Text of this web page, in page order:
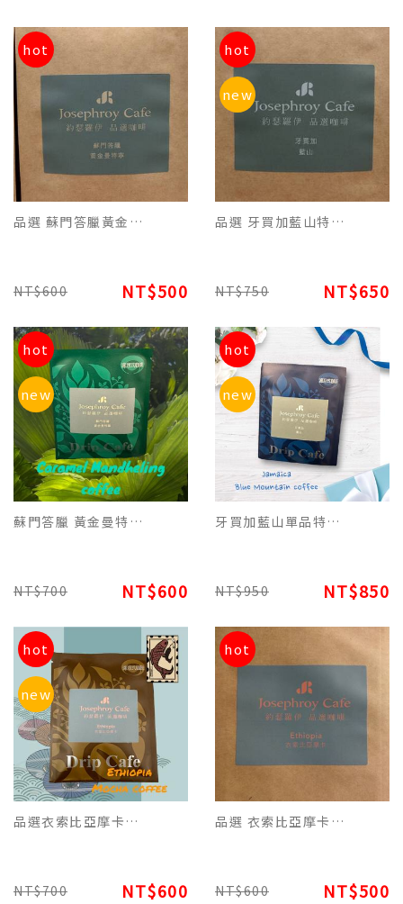
hot
品選 蘇門答臘黃金曼特寧原豆(227g) 品飲滑順濃郁香醇 焦香回甘好咖啡
NT$600 NT$500
hot
new
品選 牙買加藍山特調咖啡原豆(227g) 品飲酸、甘、醇香氛達到最佳的好咖啡
NT$750 NT$650
hot
new
蘇門答臘 黃金曼特寧焦糖特調濾掛(每包12g)平裝版，每10包為一盒
NT$700 NT$600
hot
new
牙買加藍山單品特調濾掛平裝版(每包12g),咖啡微酸、甘醇香氛滿滿 每10包為一盒
NT$950 NT$850
hot
new
品選衣索比亞摩卡特調(每包12g)濾掛平裝版 每10包為一盒
NT$700 NT$600
hot
品選 衣索比亞摩卡原豆(227g) 品飲滑順濃郁原始香醇咖啡
NT$600 NT$500